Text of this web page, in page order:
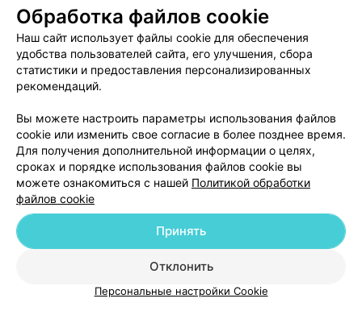
Добавить специалиста
О проекте Новости проекта
Размещение рекламы
Медицинский маркетинг
Публичный договор
Пользовательское соглашение
Способы оплаты
Обработка файлов cookie
Наш сайт использует файлы cookie для обеспечения
удобства пользователей сайта, его улучшения, сбора
статистики и предоставления персонализированных
рекомендаций.
Вы можете настроить параметры использования файлов
cookie или изменить свое согласие в более позднее время.
Для получения дополнительной информации о целях,
сроках и порядке использования файлов cookie вы
можете ознакомиться с нашей Политикой обработки
файлов cookie
Отклонить
Принять
Персональные настройки Cookie